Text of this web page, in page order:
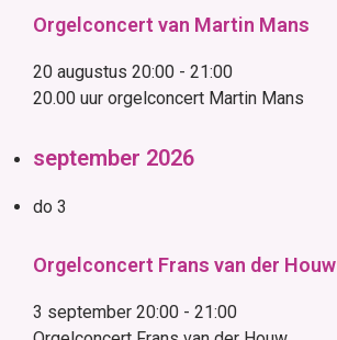
Orgelconcert van Martin Mans
20 augustus 20:00 - 21:00
20.00 uur orgelconcert Martin Mans
september 2026
do 3
Orgelconcert Frans van der Houw
3 september 20:00 - 21:00